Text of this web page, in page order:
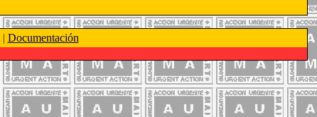
| Documentación